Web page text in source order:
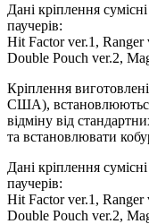
Дані кріплення
паучерів:
Hit Factor ver.1, Ranger
Double Pouch ver.2,
Кріплення
США),
відміну від
та встановлювати
Дані кріплення
паучерів:
Hit Factor ver.1, Ranger
Double Pouch ver.2,